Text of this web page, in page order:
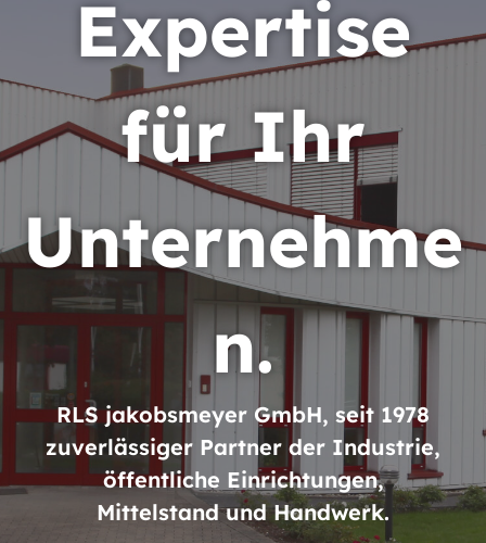
Expertise
für Ihr
Unternehme
n.
RLS jakobsmeyer GmbH, seit 1978
zuverlässiger Partner der Industrie,
öffentliche Einrichtungen,
Mittelstand und Handwerk.